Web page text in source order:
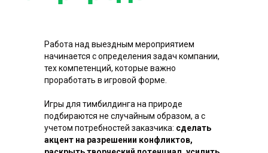
Работа над выездным мероприятием
начинается с определения задач компании,
тех компетенций, которые важно
проработать в игровой форме.
Игры для тимбилдинга на природе
подбираются не случайным образом, а с
учетом потребностей заказчика: сделать
акцент на разрешении конфликтов,